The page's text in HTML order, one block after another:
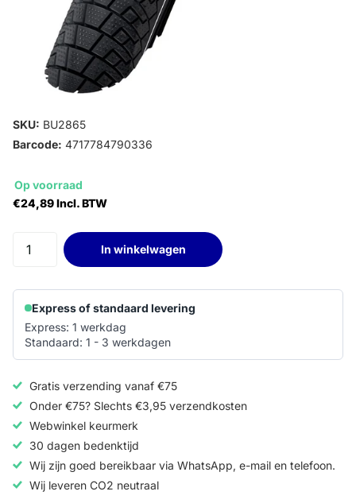
SKU: BU2865
Barcode: 4717784790336
Op voorraad
€24,89 Incl. BTW
In winkelwagen
Express of standaard levering
Express: 1 werkdag
Standaard: 1 - 3 werkdagen
Gratis verzending vanaf €75
Onder €75? Slechts €3,95 verzendkosten
Webwinkel keurmerk
30 dagen bedenktijd
Wij zijn goed bereikbaar via WhatsApp, e-mail en telefoon.
Wij leveren CO2 neutraal